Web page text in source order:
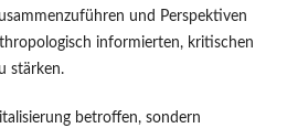
und Perspektiven
informierten, kritischen
stärken.
betroffen, sondern